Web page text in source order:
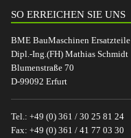
SO ERREICHEN SIE UNS
BME BauMaschinen Ersatzteile
Dipl.-Ing.(FH) Mathias Schmidt
Blumenstraße 70
D-99092 Erfurt
Tel.: +49 (0) 361 / 30 25 81 24
Fax: +49 (0) 361 / 41 77 03 30